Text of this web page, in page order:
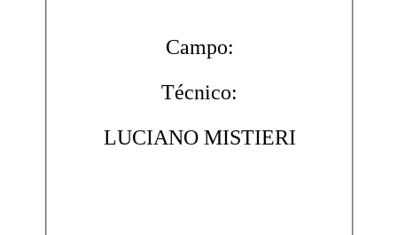
Campo:
Técnico:
LUCIANO MISTIERI